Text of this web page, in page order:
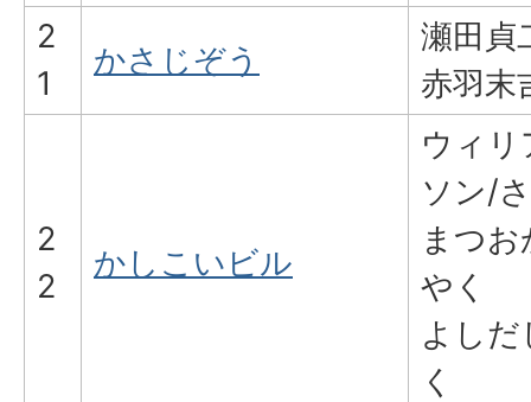
2
1
かさじぞう
瀬田貞
赤羽末
2
2
かしこいビル
ウィ
ソン/
まつ
やく
よし
く